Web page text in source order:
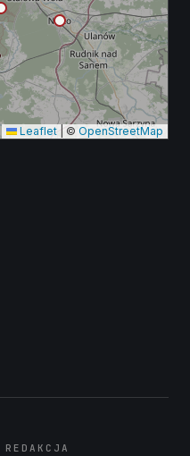
Leaflet © OpenStreetMap
REDAKCJA